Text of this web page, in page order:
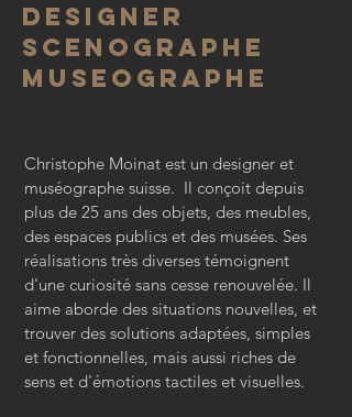
designer
scenographe
museographe
Christophe Moinat est un designer et
muséographe suisse. Il conçoit depuis
plus de 25 ans des objets, des meubles,
des espaces publics et des musées. Ses
réalisations très diverses témoignent
d'une curiosité sans cesse renouvelée. Il
aime aborde des situations nouvelles, et
trouver des solutions adaptées, simples
et fonctionnelles, mais aussi riches de
sens et d'émotions tactiles et visuelles.